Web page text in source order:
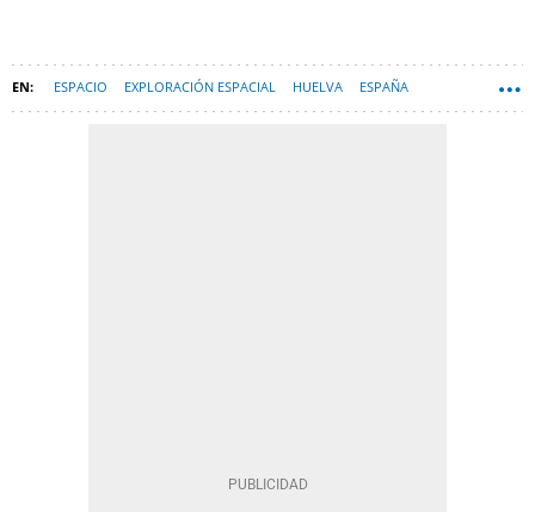
ESPACIO EXPLORACIÓN ESPACIAL HUELVA ESPAÑA